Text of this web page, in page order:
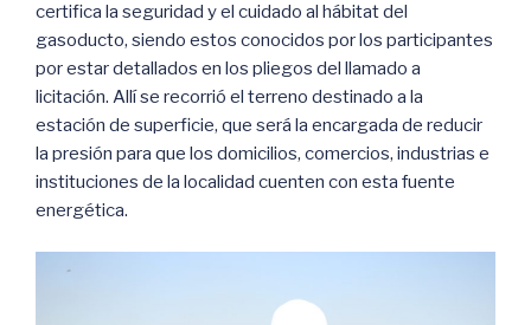
certifica la seguridad y el cuidado al hábitat del
gasoducto, siendo estos conocidos por los participantes
por estar detallados en los pliegos del llamado a
licitación. Allí se recorrió el terreno destinado a la
estación de superficie, que será la encargada de reducir
la presión para que los domicilios, comercios, industrias e
instituciones de la localidad cuenten con esta fuente
energética.